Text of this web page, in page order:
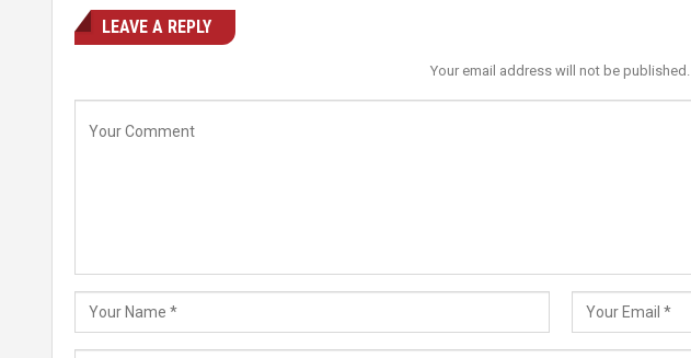
LEAVE A REPLY
Your email address will not be published.